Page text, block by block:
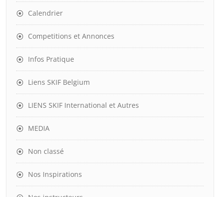
Calendrier
Competitions et Annonces
Infos Pratique
Liens SKIF Belgium
LIENS SKIF International et Autres
MEDIA
Non classé
Nos Inspirations